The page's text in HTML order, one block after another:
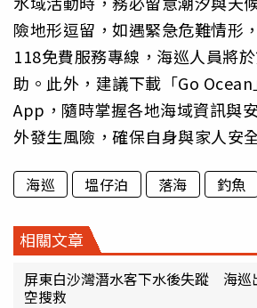
險地形逗留，如遇緊急危難情形
118免費服務專線，海巡人員將
助。此外，建議下載「Go
App，隨時掌握各地海域資訊與
外發生風險，確保自身與家人安
海巡 塭仔泊 落海 釣魚
相關文章
屏東白沙灣潛水客下水後失蹤 海巡
空搜救